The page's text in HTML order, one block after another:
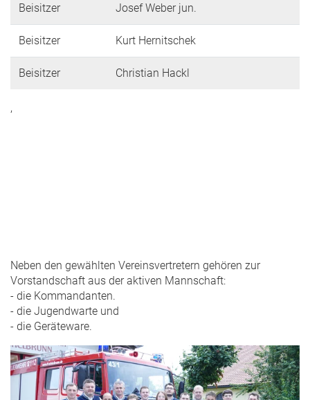
Beisitzer Josef Weber jun.
Beisitzer Kurt Hernitschek
Beisitzer Christian Hackl
,
Neben den gewählten Vereinsvertretern gehören zur
Vorstandschaft aus der aktiven Mannschaft:
- die Kommandanten.
- die Jugendwarte und
- die Geräteware.